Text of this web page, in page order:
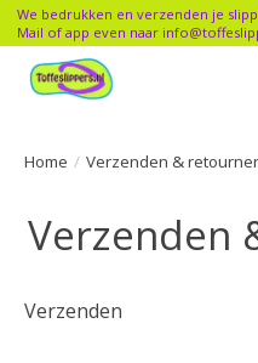
We bedrukken en verzenden je
Mail of app even naar
Home / Verzenden &
Verzenden
Verzenden